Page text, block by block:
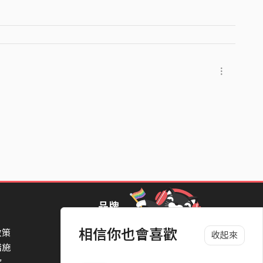
相信你也會喜歡 收起來
策
施
品牌
StreetVoice Awards 街聲音樂獎